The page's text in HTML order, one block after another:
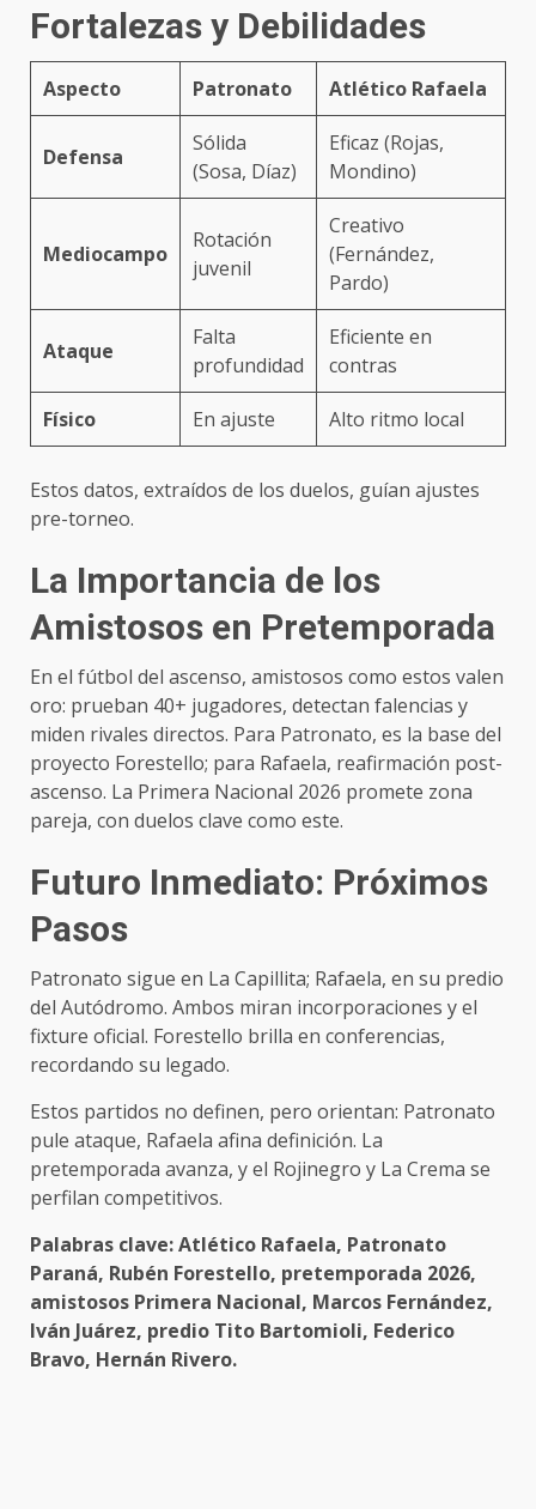
Fortalezas y Debilidades
Aspecto Patronato Atlético Rafaela
Defensa
Sólida
(Sosa, Díaz)
Eficaz (Rojas,
Mondino)
Mediocampo
Rotación
juvenil
Creativo
(Fernández,
Pardo)
Ataque
Falta
profundidad
Eficiente en
contras
Físico En ajuste Alto ritmo local
Estos datos, extraídos de los duelos, guían ajustes
pre-torneo.
La Importancia de los
Amistosos en Pretemporada
En el fútbol del ascenso, amistosos como estos valen
oro: prueban 40+ jugadores, detectan falencias y
miden rivales directos. Para Patronato, es la base del
proyecto Forestello; para Rafaela, reafirmación post-
ascenso. La Primera Nacional 2026 promete zona
pareja, con duelos clave como este.
Futuro Inmediato: Próximos
Pasos
Patronato sigue en La Capillita; Rafaela, en su predio
del Autódromo. Ambos miran incorporaciones y el
fixture oficial. Forestello brilla en conferencias,
recordando su legado.
Estos partidos no definen, pero orientan: Patronato
pule ataque, Rafaela afina definición. La
pretemporada avanza, y el Rojinegro y La Crema se
perfilan competitivos.
Palabras clave: Atlético Rafaela, Patronato
Paraná, Rubén Forestello, pretemporada 2026,
amistosos Primera Nacional, Marcos Fernández,
Iván Juárez, predio Tito Bartomioli, Federico
Bravo, Hernán Rivero.